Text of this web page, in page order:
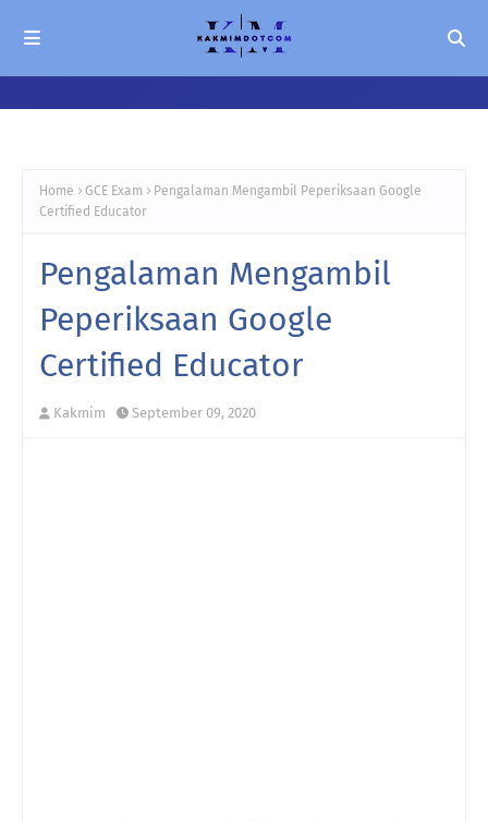
Home GCE Exam
Pengalaman Mengambil Peperiksaan Google
Certified Educator
Pengalaman Mengambil
Peperiksaan Google
Certified Educator
Kakmim September 09, 2020